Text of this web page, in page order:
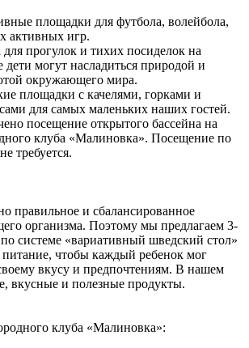
площадки для футбола, волейбола,
активных игр.
прогулок и тихих посиделок на
дети могут насладиться природой и
окружающего мира.
площадки с качелями, горками и
для самых маленьких наших гостей.
посещение открытого бассейна на
клуба «Малиновка». Посещение по
требуется.
правильное и сбалансированное
организма. Поэтому мы предлагаем 3-
системе «вариативный шведский стол»
чтобы каждый ребенок мог
вкусу и предпочтениям. В нашем
вкусные и полезные продукты.
клуба «Малиновка»: